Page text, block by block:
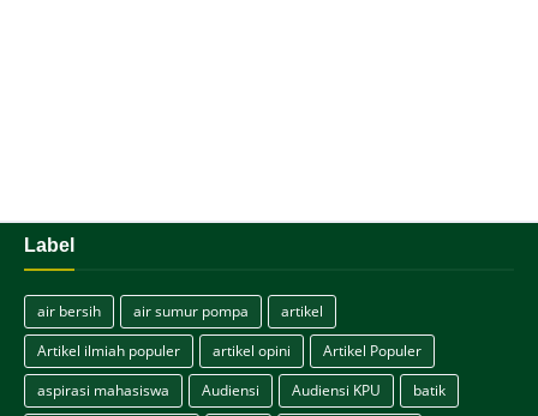
Label
air bersih air sumur pompa
artikel
Artikel ilmiah populer
artikel opini
Artikel Populer
aspirasi mahasiswa
Audiensi Audiensi KPU
batik